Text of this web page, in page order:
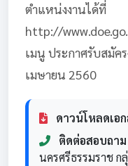
ตำแหน่งงานได้ที่
http://
เมนู ประกาศรับสมัค
เมษายน 2560
ดาวน์โหลดเอ
ติดต่อสอบถาม
นครศรีธรรมราช ก